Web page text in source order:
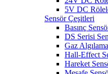
5V DC
Sensör Çeşitleri
Basınç
DS Serisi
Gaz
Hall-Effect
Hareket